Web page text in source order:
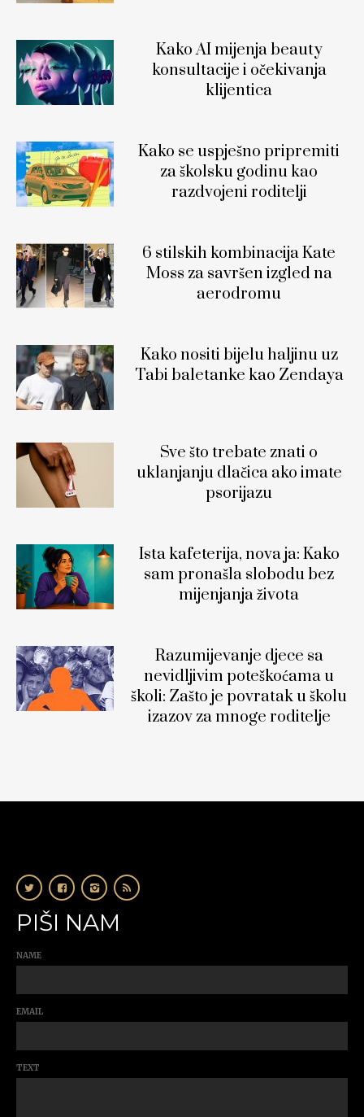
Kako AI mijenja beauty
konsultacije i očekivanja
klijentica
Kako se uspješno pripremiti
za školsku godinu kao
razdvojeni roditelji
6 stilskih kombinacija Kate
Moss za savršen izgled na
aerodromu
Kako nositi bijelu haljinu uz
Tabi baletanke kao Zendaya
Sve što trebate znati o
uklanjanju dlačica ako imate
psorijazu
Ista kafeterija, nova ja: Kako
sam pronašla slobodu bez
mijenjanja života
Razumijevanje djece sa
nevidljivim poteškoćama u
školi: Zašto je povratak u školu
izazov za mnoge roditelje
PIŠI NAM
NAME
EMAIL
TEXT